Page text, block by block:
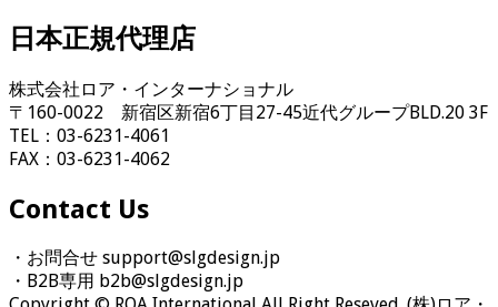
日本正規代理店
株式会社ロア・インターナショナル
〒160-0022 新宿区新宿6丁目27-45近代グループBLD.20 3F
TEL：03-6231-4061
FAX：03-6231-4062
Contact Us
・お問合せ support@slgdesign.jp
・B2B専用 b2b@slgdesign.jp